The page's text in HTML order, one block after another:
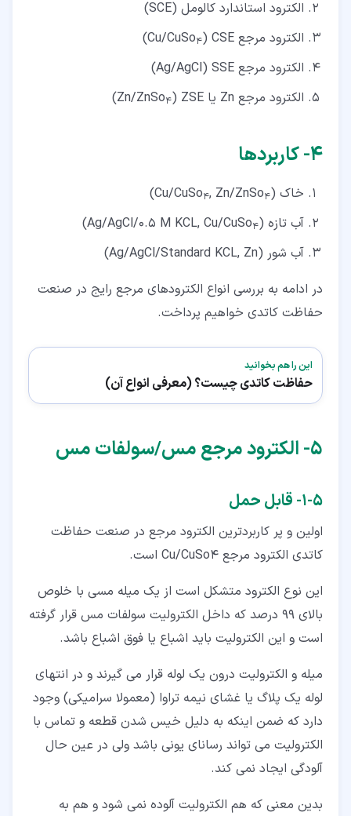
الکترود استاندارد کالومل (SCE)
الکترود مرجع Cu/CuSo
4) CSE)
الکترود مرجع Ag/AgCl) SSE)
الکترود مرجع Zn یا Zn/ZnSo
4) ZSE)
۴‏- کاربردها
خاک (Cu/CuSo 4, Zn/ZnSo4
)
آب تازه (Ag/AgCl/0.5 M KCL, Cu/CuSo4
)
آب شور (Ag/AgCl/Standard KCL, Zn)
در ادامه به بررسی انواع الکترودهای مرجع رایج در صنعت
حفاظت کاتدی خواهیم پرداخت.
این را هم بخوانید
حفاظت کاتدی چیست؟ (معرفی انواع آن)
۵‏- الکترود مرجع مس/سولفات مس
۵‏-‏۱‏- قابل حمل
اولین و پر کاربردترین الکترود مرجع در صنعت حفاظت
کاتدی الکترود مرجع Cu/CuSo4 است.
این نوع الکترود متشکل است از یک میله مسی با خلوص
بالای 99 درصد که داخل الکترولیت سولفات مس قرار گرفته
است و این الکترولیت باید اشباع یا فوق اشباع باشد.
میله و الکترولیت درون یک لوله قرار می گیرند و در انتهای
لوله یک پلاگ یا غشای نیمه تراوا (معمولا سرامیکی) وجود
دارد که ضمن اینکه به دلیل خیس شدن قطعه و تماس با
الکترولیت می تواند رسانای یونی باشد ولی در عین حال
آلودگی ایجاد نمی کند.
بدین معنی که هم الکترولیت آلوده نمی شود و هم به